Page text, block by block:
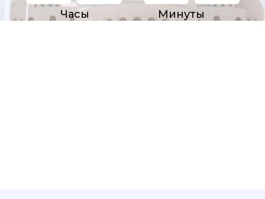
Часы Минуты